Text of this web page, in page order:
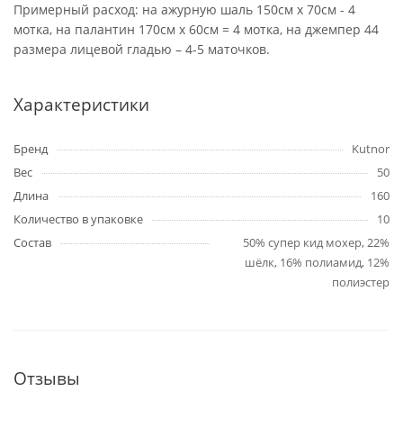
Примерный расход: на ажурную шаль 150см х 70см - 4
мотка, на палантин 170см х 60см = 4 мотка, на джемпер 44
размера лицевой гладью – 4-5 маточков.
Характеристики
Бренд
Kutnor
Вес
50
Длина
160
Количество в упаковке
10
Состав
50% супер кид мохер, 22%
шёлк, 16% полиамид, 12%
полиэстер
Отзывы